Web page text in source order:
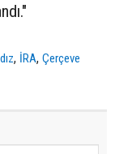
, İRA,Çerçeve